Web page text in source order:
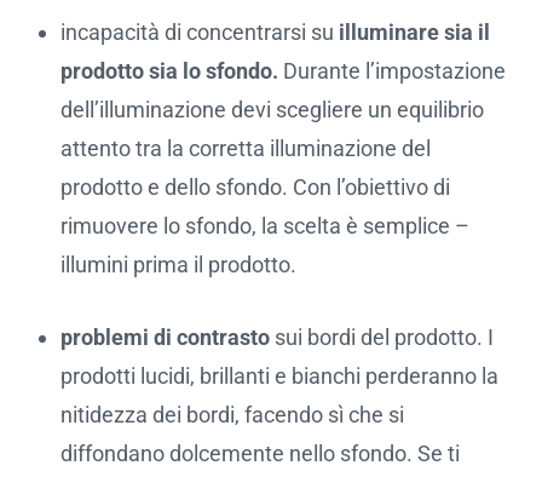
incapacità di concentrarsi su illuminare sia il
prodotto sia lo sfondo. Durante l’impostazione
dell’illuminazione devi scegliere un equilibrio
attento tra la corretta illuminazione del
prodotto e dello sfondo. Con l’obiettivo di
rimuovere lo sfondo, la scelta è semplice –
illumini prima il prodotto.
problemi di contrasto sui bordi del prodotto. I
prodotti lucidi, brillanti e bianchi perderanno la
nitidezza dei bordi, facendo sì che si
diffondano dolcemente nello sfondo. Se ti